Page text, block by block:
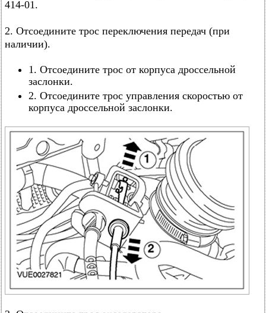
414-01.
2. Отсоедините трос переключения передач (при
наличии).
1. Отсоедините трос от корпуса дроссельной
заслонки.
2. Отсоедините трос управления скоростью от
корпуса дроссельной заслонки.